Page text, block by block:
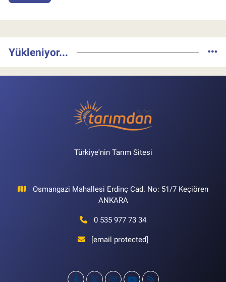
Yükleniyor...
Türkiye'nin Tarım Sitesi
Osmangazi Mahallesi Erdinç Cad. No: 51/7 Keçiören
ANKARA
0 535 977 73 34
[email protected]